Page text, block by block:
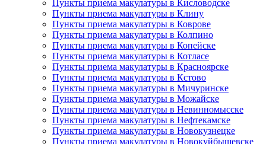
Пункты приема макулатуры в Кисловодске
Пункты приема макулатуры в Клину
Пункты приема макулатуры в Коврове
Пункты приема макулатуры в Колпино
Пункты приема макулатуры в Копейске
Пункты приема макулатуры в Котласе
Пункты приема макулатуры в Красноярске
Пункты приема макулатуры в Кстово
Пункты приема макулатуры в Мичуринске
Пункты приема макулатуры в Можайске
Пункты приема макулатуры в Невинномысске
Пункты приема макулатуры в Нефтекамске
Пункты приема макулатуры в Новокузнецке
Пункты приема макулатуры в Новокуйбышевске